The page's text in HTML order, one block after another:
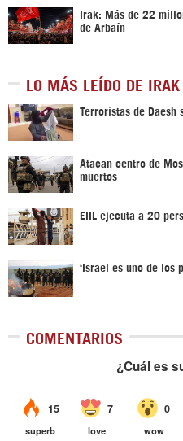
Irak: Más de 22
de Arbaín
LO MÁS LEÍDO DE IRAK
Terroristas de Daesh
Atacan centro de
muertos
EIIL ejecuta a 20
‘Israel es uno de los
COMENTARIOS